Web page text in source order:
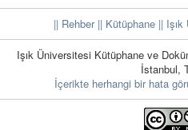
|| Rehber|| Kütüphane ||
Işık Üniversitesi Kütüphane ve
İstanbul,
İçerikte herhangi bir hata